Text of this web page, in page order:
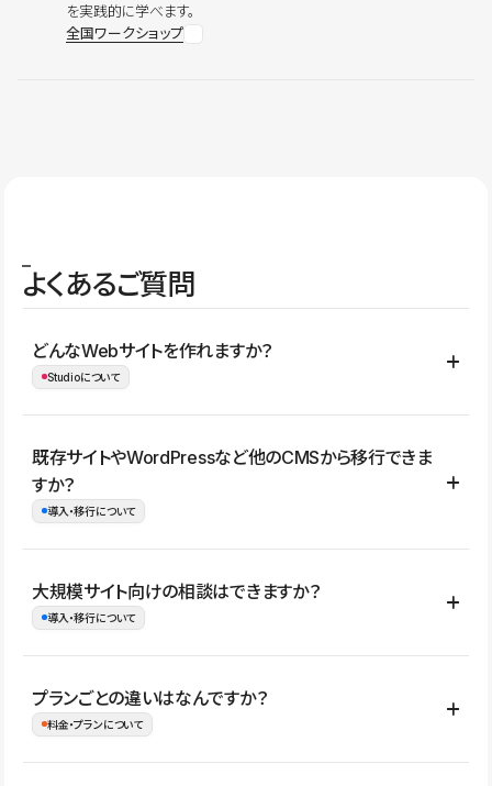
を実践的に学べます。
全国ワークショップ
よくあるご質問
どんなWebサイトを作れますか？
Studioについて
コーポレートサイト、サービスサイト、LP、採用サイト、ブロ
グ・メディア、イベントサイト、店舗・商品紹介サイト、ポートフ
ォリオなど幅広く制作できます。
既存サイトやWordPressなど他のCMSから移行できま
すか？
導入・移行について
はい。既存サイトの構成やコンテンツ、URLを整理したうえで、
Studio上に再構築する形で移行できます。 WordPressの場合は、
イト全体のデザインや設定がそのまま移行されるわけではないた
め、移行後にページ構成やデザイン、CMS設計、URL・リダイレク
大規模サイト向けの相談はできますか？
導入・移行について
はい。アクセス規模が大きいサイトや、複数部門での運用、権限管
理、セキュリティ確認、既存システムとの連携など、個別の要件が
プランごとの違いはなんですか？
料金・プランについて